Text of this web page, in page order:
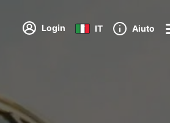
Login IT Aiuto